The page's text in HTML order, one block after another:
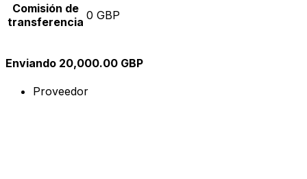
Comisión de
transferencia 0 GBP
Enviando 20,000.00 GBP
Proveedor